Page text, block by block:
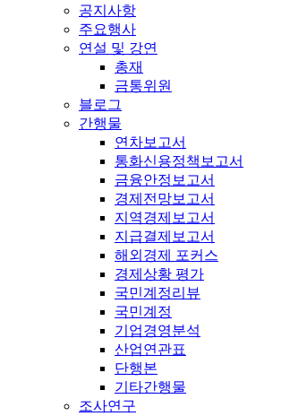
공지사항
주요행사
연설 및 강연
총재
금통위원
블로그
간행물
연차보고서
통화신용정책보고서
금융안정보고서
경제전망보고서
지역경제보고서
지급결제보고서
해외경제 포커스
경제상황 평가
국민계정리뷰
국민계정
기업경영분석
산업연관표
단행본
기타간행물
조사연구